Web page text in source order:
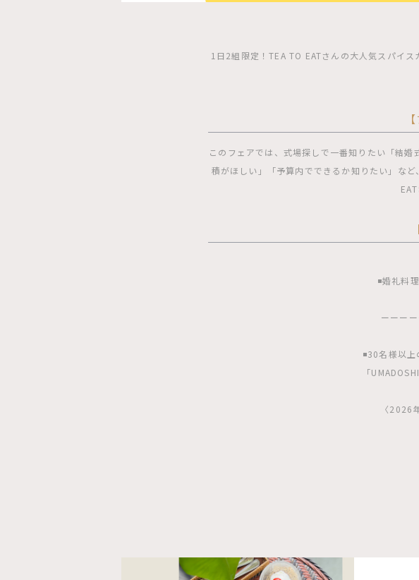
1日2組限定！TEA TO EATさんの大人気スパイ
このフェアでは、式場探しで一番知りたい「結
積がほしい」「予算内でできるか知りたい」な
◾️婚礼料
ーーー
◾️30名様以
「
〈2026